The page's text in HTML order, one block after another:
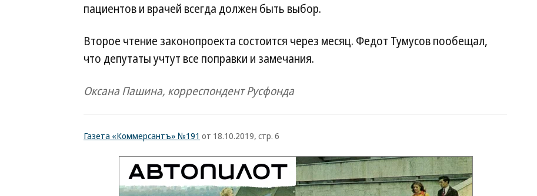
пациентов и врачей всегда должен быть выбор.
Второе чтение законопроекта состоится через месяц. Федот Тумусов пообещал,
что депутаты учтут все поправки и замечания.
Оксана Пашина, корреспондент Русфонда
Газета «Коммерсантъ» №191 от 18.10.2019, стр. 6